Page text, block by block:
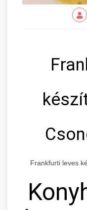
Frankfurti leves